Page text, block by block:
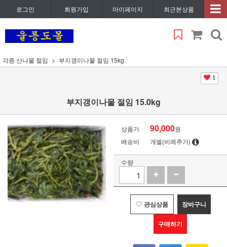
로그인 회원가입 마이페이지 최근본상품
각종 산나물 절임 부지갱이나물 절임 15kg
1
부지갱이나물 절임 15.0kg
상품가 90,000원
배송비
개별(비례추가)
수량
관심상품 장바구니
구매하기